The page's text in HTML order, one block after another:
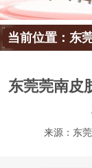
当前位置：东
东莞莞南皮
来源：东